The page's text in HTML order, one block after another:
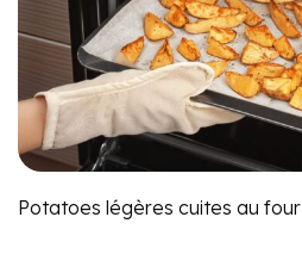
Potatoes légères cuites au four